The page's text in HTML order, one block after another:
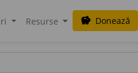
Resurse savings Donează